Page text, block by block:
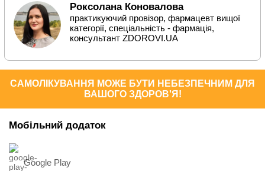
Роксолана Коновалова
практикуючий провізор, фармацевт вищої
категорії, спеціальність - фармація,
консультант ZDOROVI.UA
САМОЛІКУВАННЯ МОЖЕ БУТИ НЕБЕЗПЕЧНИМ ДЛЯ
ВАШОГО ЗДОРОВ'Я!
Мобільний додаток
Google Play